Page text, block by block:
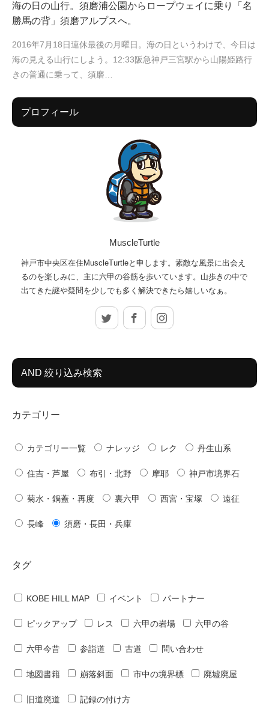
海の日の山行。須磨浦公園からロープウェイに乗り「名
勝馬の背」須磨アルプスへ。
2016年7月18日連休最後の月曜日。海の日というわけで、今日は
海の見える山行にしよう。12:33阪急神戸三宮駅から山陽姫路行
きの普通に乗って、須磨…
プロフィール
MuscleTurtle
神戸市中央区在住MuscleTurtleと申します。素敵な風景に出会え
るのを楽しみに、主に六甲の谷筋を歩いています。山歩きの中で
出てきた謎や疑問を少しでも多く解決できたら嬉しいなぁ。
Twitter FacebookInstagram
AND 絞り込み検索
カテゴリー
カテゴリー一覧 ナレッジ レク 丹生山系
住吉・芦屋 布引・北野 摩耶 神戸市境界石
菊水・鍋蓋・再度 裏六甲 西宮・宝塚 遠征
長峰 須磨・長田・兵庫
タグ
KOBE HILL MAP イベント パートナー
ピックアップ レス 六甲の岩場 六甲の谷
六甲今昔 参詣道 古道 問い合わせ
地図書籍 崩落斜面 市中の境界標 廃墟廃屋
旧道廃道 記録の付け方